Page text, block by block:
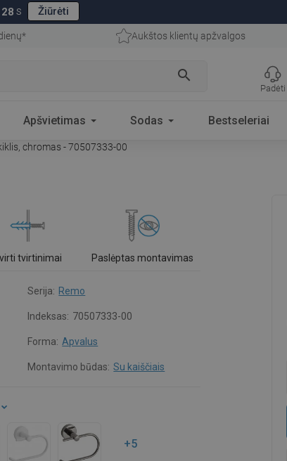
27 S Žiūrėti
Aukštos klientų apžvalgos
search
Padėti
Apšvietimas Sodas Bestseleriai
chromas - 70507333-00
tvirtinimai Paslėptas montavimas
Serija: Remo
Indeksas: 70507333-00
Forma: Apvalus
Montavimo būdas: Su kaiščiais
+5